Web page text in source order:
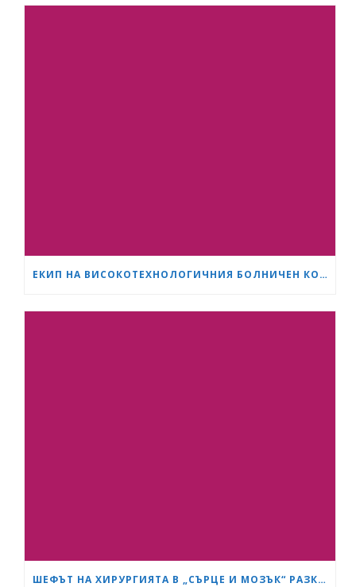
ЕКИП НА ВИСОКОТЕХНОЛОГИЧНИЯ БОЛНИЧЕН КОМПЛЕКС „СЪРЦЕ И МОЗЪК“ – ПЛЕВЕН ИЗВЪРШИ ЕДНА ОТ НАЙ-СЛОЖНИТЕ ОПЕРАЦИИ В ОНКОЛОГИЧНАТА ХИРУРГИЯ
ШЕФЪТ НА ХИРУРГИЯТА В „СЪРЦЕ И МОЗЪК“ РАЗКРИ КАК СА ИЗТРЪГНАЛИ ОТ СМЪРТТА ОЦЕЛЕЛИЯ ОТ КАСАПНИЦАТА НА „ТРАКИЯ“